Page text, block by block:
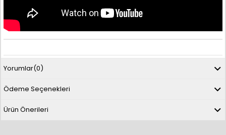
Yorumlar(0)
Ödeme Seçenekleri
Ürün Önerileri